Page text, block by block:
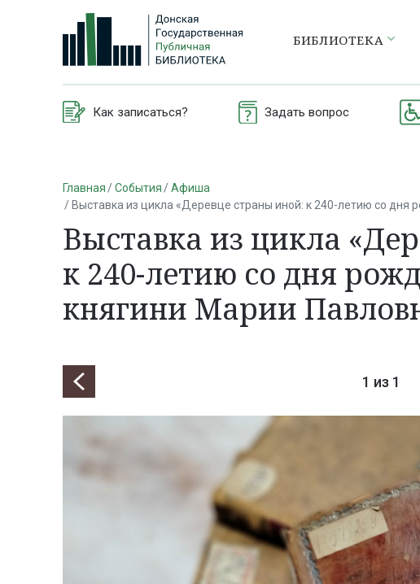
БИБЛИОТЕКА
Как записаться? Задать вопрос
Главная События
Афиша
Выставка из цикла «Деревце страны иной: к 240-летию со дня
Выставка из цикла
к 240-летию со дня
княгини Марии
1 из 1